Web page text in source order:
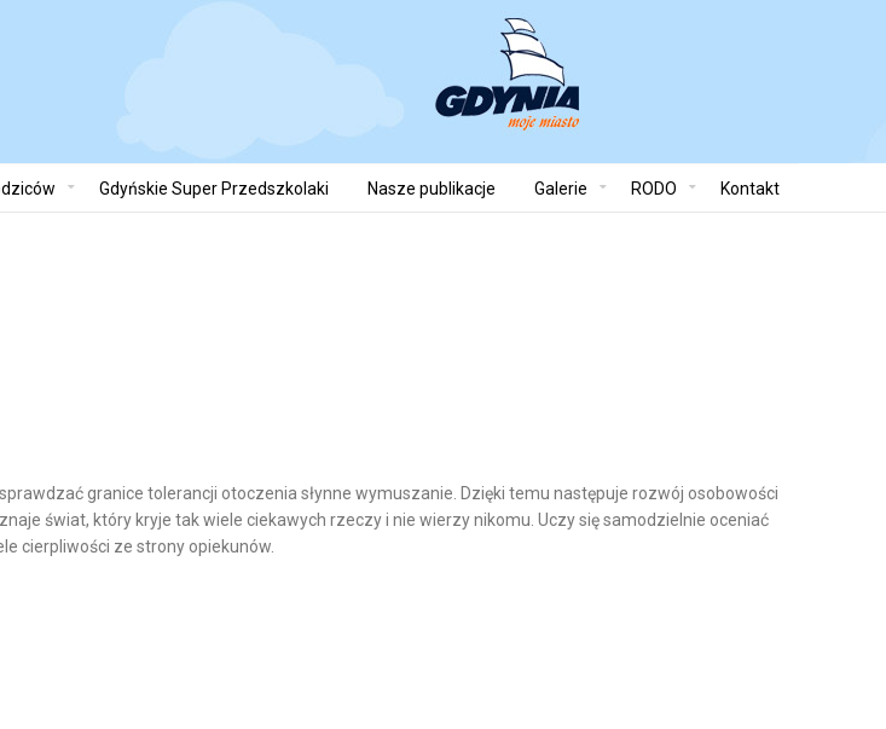
Kontakt
RODO
Galerie
Nasze publikacje
Gdyńskie Super Przedszkolaki
granice tolerancji otoczenia słynne wymuszanie. Dzięki temu następuje rozwój osobowości
świat, który kryje tak wiele ciekawych rzeczy i nie wierzy nikomu. Uczy się samodzielnie oceniać
cierpliwości ze strony opiekunów.